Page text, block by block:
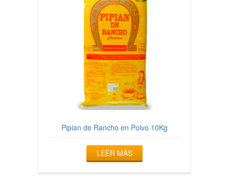
Pipian de Rancho en Polvo 10Kg
LEER MÁS